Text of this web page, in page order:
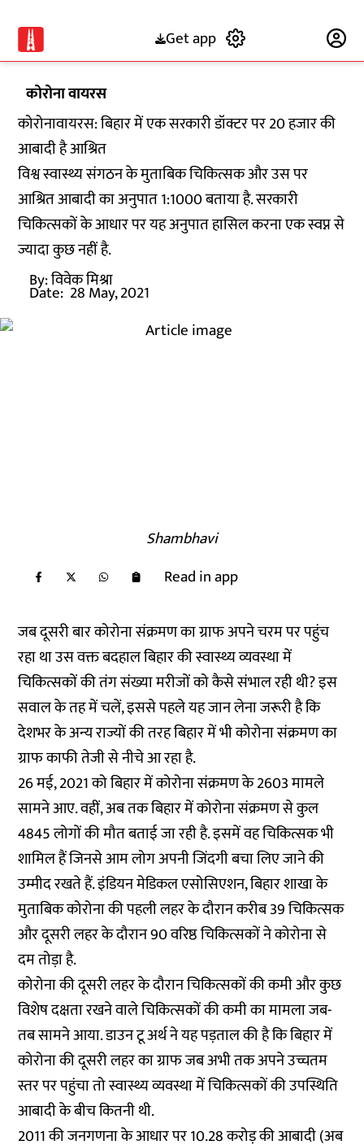
Get app
कोरोना वायरस
कोरोनावायरस: बिहार में एक सरकारी डॉक्टर पर 20 हजार की
आबादी है आश्रित
विश्व स्वास्थ्य संगठन के मुताबिक चिकित्सक और उस पर
आश्रित आबादी का अनुपात 1:1000 बताया है. सरकारी
चिकित्सकों के आधार पर यह अनुपात हासिल करना एक स्वप्न से
ज्यादा कुछ नहीं है.
By:विवेक मिश्रा
Date: 28 May, 2021
Shambhavi
Read in app
जब दूसरी बार कोरोना संक्रमण का ग्राफ अपने चरम पर पहुंच
रहा था उस वक्त बदहाल बिहार की स्वास्थ्य व्यवस्था में
चिकित्सकों की तंग संख्या मरीजों को कैसे संभाल रही थी? इस
सवाल के तह में चलें, इससे पहले यह जान लेना जरूरी है कि
देशभर के अन्य राज्यों की तरह बिहार में भी कोरोना संक्रमण का
ग्राफ काफी तेजी से नीचे आ रहा है.
26 मई, 2021 को बिहार में कोरोना संक्रमण के 2603 मामले
सामने आए. वहीं, अब तक बिहार में कोरोना संक्रमण से कुल
4845 लोगों की मौत बताई जा रही है. इसमें वह चिकित्सक भी
शामिल हैं जिनसे आम लोग अपनी जिंदगी बचा लिए जाने की
उम्मीद रखते हैं. इंडियन मेडिकल एसोसिएशन, बिहार शाखा के
मुताबिक कोरोना की पहली लहर के दौरान करीब 39 चिकित्सक
और दूसरी लहर के दौरान 90 वरिष्ठ चिकित्सकों ने कोरोना से
दम तोड़ा है.
कोरोना की दूसरी लहर के दौरान चिकित्सकों की कमी और कुछ
विशेष दक्षता रखने वाले चिकित्सकों की कमी का मामला जब-
तब सामने आया. डाउन टू अर्थ ने यह पड़ताल की है कि बिहार में
कोरोना की दूसरी लहर का ग्राफ जब अभी तक अपने उच्चतम
स्तर पर पहुंचा तो स्वास्थ्य व्यवस्था में चिकित्सकों की उपस्थिति
आबादी के बीच कितनी थी.
2011 की जनगणना के आधार पर 10.28 करोड़ की आबादी (अब